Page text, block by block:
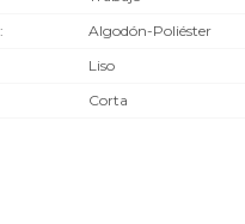
Algodón-Poliéster
Liso
Corta